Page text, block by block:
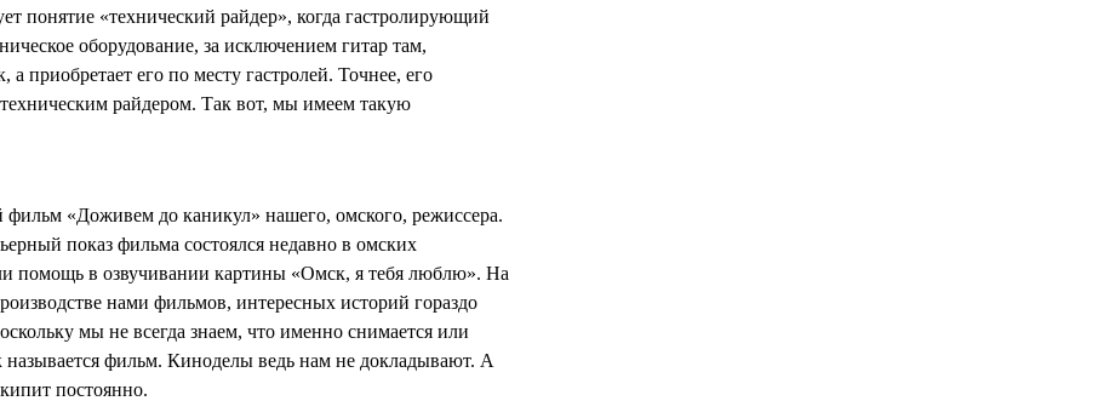
понятие «технический райдер», когда гастролирующий
оборудование, за исключением гитар там,
а приобретает его по месту гастролей. Точнее, его
райдером. Так вот, мы имеем такую
«Доживем до каникул» нашего, омского, режиссера.
показ фильма состоялся недавно в омских
помощь в озвучивании картины «Омск, я тебя люблю». На
нами фильмов, интересных историй гораздо
мы не всегда знаем, что именно снимается или
называется фильм. Киноделы ведь нам не докладывают. А
постоянно.